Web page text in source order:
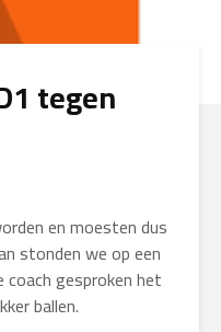
tegen
en moesten dus
stonden we op een
gesproken het
ballen.